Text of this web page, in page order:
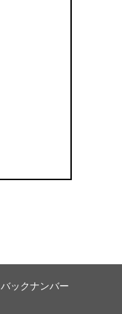
バックナンバー